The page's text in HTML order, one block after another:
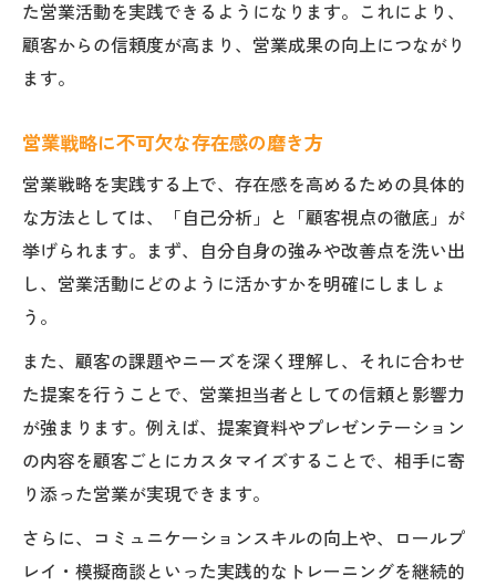
営業強化 戦略を活かした課題解決策
営業で成果を導く5原則の実践ポイント
営業力を高めるための基本原則解説
営業5原則がプレゼンス強化に与える影響
営業活動に生かす原則の実践的アドバイス
現場で使える営業力向上トレーニング法
営業で成果を上げるトレーニング法の選び
方
営業力向上に直結する実践型トレーニング
営業の現場で役立つ強化トレーニング法
た営業活動を実践できるようになります。これにより、
顧客からの信頼度が高まり、営業成果の向上につながり
ます。
営業戦略に不可欠な存在感の磨き方
営業戦略を実践する上で、存在感を高めるための具体的
な方法としては、「自己分析」と「顧客視点の徹底」が
挙げられます。まず、自分自身の強みや改善点を洗い出
し、営業活動にどのように活かすかを明確にしましょ
う。
また、顧客の課題やニーズを深く理解し、それに合わせ
た提案を行うことで、営業担当者としての信頼と影響力
が強まります。例えば、提案資料やプレゼンテーション
の内容を顧客ごとにカスタマイズすることで、相手に寄
り添った営業が実現できます。
さらに、コミュニケーションスキルの向上や、ロールプ
レイ・模擬商談といった実践的なトレーニングを継続的